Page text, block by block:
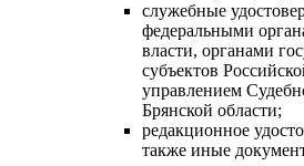
служебные
федеральными
власти, органами
субъектов
управлением
Брянской области;
редакционное
также иные